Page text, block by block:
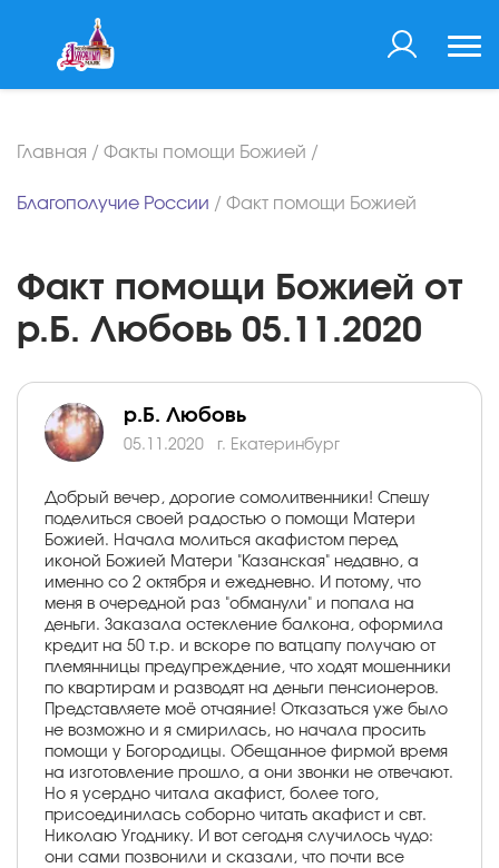
Главная / Факты помощи Божией /
Благополучие России / Факт помощи Божией
Факт помощи Божией от
р.Б. Любовь 05.11.2020
р.Б. Любовь
05.11.2020 г. Екатеринбург
Добрый вечер, дорогие сомолитвенники! Спешу
поделиться своей радостью о помощи Матери
Божией. Начала молиться акафистом перед
иконой Божией Матери "Казанская" недавно, а
именно со 2 октября и ежедневно. И потому, что
меня в очередной раз "обманули" и попала на
деньги. Заказала остекление балкона, оформила
кредит на 50 т.р. и вскоре по ватцапу получаю от
племянницы предупреждение, что ходят мошенники
по квартирам и разводят на деньги пенсионеров.
Представляете моё отчаяние! Отказаться уже было
не возможно и я смирилась, но начала просить
помощи у Богородицы. Обещанное фирмой время
на изготовление прошло, а они звонки не отвечают.
Но я усердно читала акафист, более того,
присоединилась соборно читать акафист и свт.
Николаю Угоднику. И вот сегодня случилось чудо:
они сами позвонили и сказали, что почти все